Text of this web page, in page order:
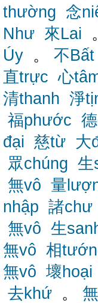
thường 念
Như 來Lai
Úy 。 不Bất
直trực 心
清thanh 淨
福phước
đại 慈từ 大
眾chúng 生
無vô 量
nhập 諸chư
無vô 生
無vô 相
無vô 壞hoại
去khứ 。